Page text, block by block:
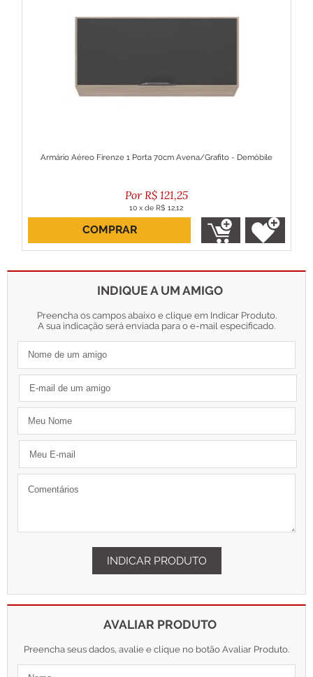
Armário Aéreo Firenze 1 Porta 70cm Avena/Grafito - Demóbile
R$ 121,25
10 x de R$ 12,12
ou R$ 109,12 no boleto
COMPRAR
INDIQUE A UM AMIGO
Preencha os campos abaixo e clique em Indicar Produto.
A sua indicação será enviada para o e-mail especificado.
INDICAR PRODUTO
AVALIAR PRODUTO
Preencha seus dados, avalie e clique no botão Avaliar Produto.